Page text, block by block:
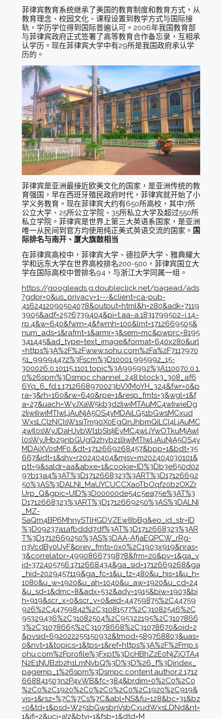
菲律宾教育系统继承了美国的教育制度和教育方式，从
教育理念、校园文化、课程设置到教学方式与国际接
轨，学历学位得到国际普遍认可。2006年我国教育部
与菲律宾政府正式签署了高等教育合作备忘录，互相承
认学历。现在菲律宾大学中有29所是我国政府承认学
历的。
菲律宾是亚洲最接近欧美文化的国家，是亚洲传统的教
育强国，早在西班牙殖民政府时代，菲律宾就开始了小
学义务教育。现在菲律宾大约有650所高校，其中7所
公立大学、25所公立学院、35所私立大学及超过550所
私立学院。菲律宾是世界上第三大英语系国家，是亚洲
唯一从民间到官方均使用纯正美式英语交流的国家。 国
际排名与南开、厦大旗鼓相当
在菲律宾高校中，菲律宾大学、德拉萨大学、雅典耀大
学和远东大学在世界高校排名200-500，菲律宾国立大
学在国际高校中曾排名94，与浙江大学同属一组。
https://googleads.g.doubleclick.net/pagead/ads
?gdpr=0&us_privacy=1---&client=ca-pub-
4162412090504078&output=html&h=280&adk=7119
3905&adf=2576739404&pi=t.aa~a.1831799502~i.14~
rp.4&w=640&fwrn=4&fwrnh=100&lmt=1712669505&
num_ads=1&rafmt=1&armr=3&sem=mc&pwprc=8195
341445&ad_type=text_image&format=640x280&url
=https%3A%2F%2Fwww.sohu.com%2Fa%2F7117970
51_99994472%3Fscm%3D10001.995992_15-
300026.0.10115.1101.topic%3A995992%3A110070.0.1.
0%26spm%3Dsmpc.channel_248.block3_308_af6
6Yq_6_fd.1.1712668970023bVXMoYH_324&fwr=0&p
ra=3&rh=160&rw=640&rpe=1&resp_fmts=3&wgl=1&f
a=27&uach=WyJXaW5kb3dzIiwiMTAuMC4wIiwieDg
2IiwiIiwiMTIwLjAuNjA5OS4yMDAiLG51bGwsMCxud
WxsLCI2NCIsW1siTm90X0EgQnJhbmQiLCI4LjAuMC
4wIl0sWyJDaHJvbWl1bSIsIjEyMC4wLjYwOTkuMjAwI
l0sWyJHb29nbGUgQ2hyb21lIiwiMTIwLjAuNjA5OS4y
MDAiXV0sMF0.&dt=1712669268457&bpp=1&bdt=35
667&idt=1&shv=r20240404&mjsv=m202404030101&
ptt=9&saldr=aa&abxe=1&cookie=ID%3Db3e650d02
97b13a4%3AT%3D1712668323%3ART%3D17126692
50%3AS%3DALNI_MaUYCUCCXaoTbOqf20bzOXZr
Urp_Q&gpic=UID%3D00000de54c5ea75e%3AT%3
D1712668323%3ART%3D1712669250%3AS%3DALNI
_MZ-
SaQm4BP6MhnySTlHGDVZEw8bBg&eo_id_str=ID
%3D09237a1afbddd7df%3AT%3D1712668323%3AR
T%3D1712669250%3AS%3DAA-AfjaEQPCW_rRg-
n3VcdBy0UyF&prev_fmts=0x0%2C1903x919&nras=
3&correlator=4990866739878&frm=20&pv=1&ga_v
id=372405756.1712668434&ga_sid=1712669268&ga
_hid=2029457119&ga_fc=1&u_tz=480&u_his=1&u_h=
1080&u_w=1920&u_ah=1040&u_aw=1920&u_cd=24
&u_sd=1&dmc=8&adx=532&ady=1915&biw=1903&bi
h=919&scr_x=0&scr_y=0&eid=44759875%2C44759
926%2C44759842%2C31081577%2C31082546%2C
95329436%2C31082504%2C95322195%2C3107866
3%2C31078665%2C31078668%2C31078670&oid=2
&pvsid=692022255150932&tmod=589768803&uas=
0&nvt=1&topics=1&tps=1&ref=https%3A%2F%2Fmp.s
ohu.com%2Fprofile%3Fxpt%3DcHBhZzE0NjZjOTA4
N2E1NUBzb2h1LmNvbQ%3D%3D%26_f%3Dindex_
pagemp_1%26spm%3Dsmpc.content.author.2.1712
668841503n2P4vWB&fc=384&brdim=0%2C0%2C0
%2C0%2C1920%2C0%2C0%2C0%2C1920%2C919&
vis=1&rsz=%7C%7Cs%7C&abl=NS&fu=128&bc=31&bz
=0&td=1&psd=W251bGwsbnVsbCxudWxsLDNd&nt=
1&ifi=2&uci=a!2&btvi=1&fsb=1&dtd=M